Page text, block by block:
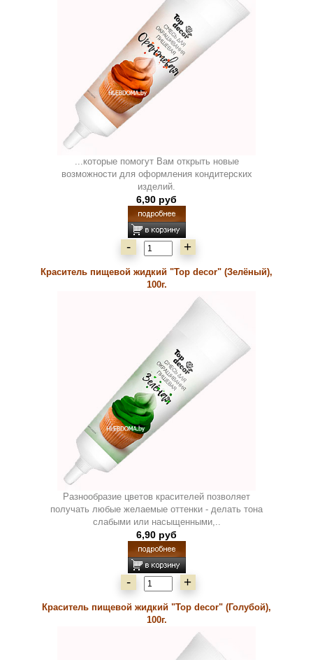
...которые помогут Вам открыть новые
возможности для оформления кондитерских
изделий.
6,90 руб
- +
Краситель пищевой жидкий "Top decor" (Зелёный),
100г.
Разнообразие цветов красителей позволяет
получать любые желаемые оттенки - делать тона
слабыми или насыщенными,..
6,90 руб
- +
Краситель пищевой жидкий "Top decor" (Голубой),
100г.